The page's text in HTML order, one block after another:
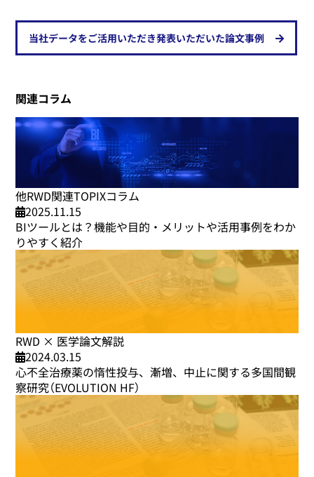
当社データをご活用いただき発表いただいた論文事例
関連コラム
他RWD関連TOPIXコラム
2025.11.15
BIツールとは？機能や目的・メリットや活用事例をわか
りやすく紹介
RWD × 医学論文解説
2024.03.15
心不全治療薬の惰性投与、漸増、中止に関する多国間観
察研究（EVOLUTION HF）